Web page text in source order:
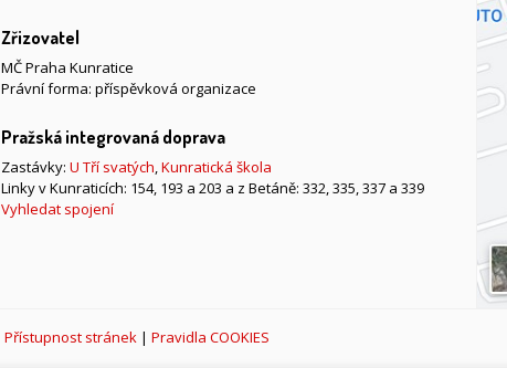
Zřizovatel
MČ Praha Kunratice
Právní forma: příspěvková organizace
Pražská integrovaná doprava
Zastávky: U Tří svatých,Kunratická škola
Linky v Kunraticích: 154, 193 a 203 a z Betáně: 332, 335, 337 a 339
Vyhledat spojení
Přístupnost stránek | Pravidla COOKIES